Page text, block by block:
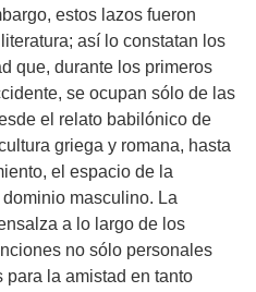
estos lazos fueron
así lo constatan los
que, durante los primeros
se ocupan sólo de las
el relato babilónico de
griega y romana, hasta
el espacio de la
masculino. La
a lo largo de los
no sólo personales
la amistad en tanto